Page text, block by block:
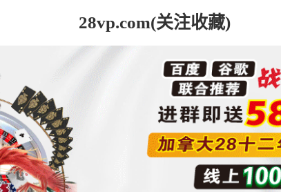
28vp.com(关注收藏)